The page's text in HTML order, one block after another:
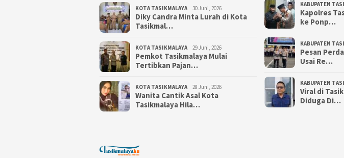
KOTA TASIKMALAYA 30 Juni, 2026
Diky Candra Minta Lurah di Kota
Tasikmal…
KOTA TASIKMALAYA 29 Juni, 2026
Pemkot Tasikmalaya Mulai
Tertibkan Pajan…
KOTA TASIKMALAYA 28 Juni, 2026
Wanita Cantik Asal Kota
Tasikmalaya Hila…
KABUPATEN
Kapolres
ke Ponp…
KABUPATEN
Pesan
Usai Re…
KABUPATEN
Viral di
Diduga Di…